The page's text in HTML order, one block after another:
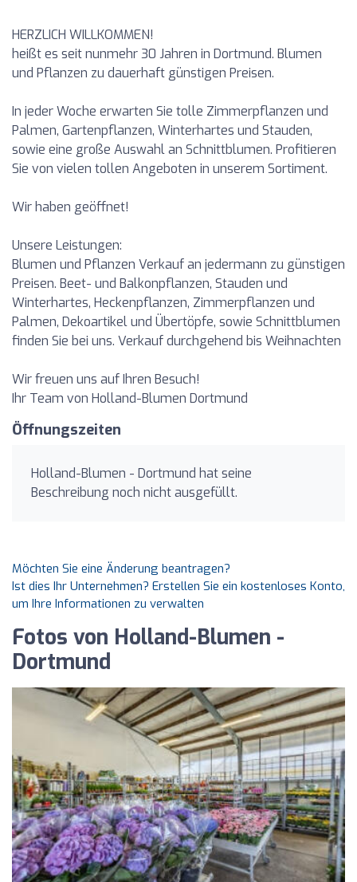
HERZLICH WILLKOMMEN!
heißt es seit nunmehr 30 Jahren in Dortmund. Blumen
und Pflanzen zu dauerhaft günstigen Preisen.
In jeder Woche erwarten Sie tolle Zimmerpflanzen und
Palmen, Gartenpflanzen, Winterhartes und Stauden,
sowie eine große Auswahl an Schnittblumen. Profitieren
Sie von vielen tollen Angeboten in unserem Sortiment.
Wir haben geöffnet!
Unsere Leistungen:
Blumen und Pflanzen Verkauf an jedermann zu günstigen
Preisen. Beet- und Balkonpflanzen, Stauden und
Winterhartes, Heckenpflanzen, Zimmerpflanzen und
Palmen, Dekoartikel und Übertöpfe, sowie Schnittblumen
finden Sie bei uns. Verkauf durchgehend bis Weihnachten
Wir freuen uns auf Ihren Besuch!
Ihr Team von Holland-Blumen Dortmund
Öffnungszeiten
Holland-Blumen - Dortmund hat seine
Beschreibung noch nicht ausgefüllt.
Möchten Sie eine Änderung beantragen?
Ist dies Ihr Unternehmen? Erstellen Sie ein kostenloses Konto,
um Ihre Informationen zu verwalten
Fotos von Holland-Blumen -
Dortmund